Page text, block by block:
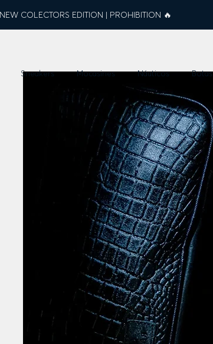
NEW COLECTORS EDITION | PROHIBITION 🔥
Sneakers Mocasines Náuticos Botas